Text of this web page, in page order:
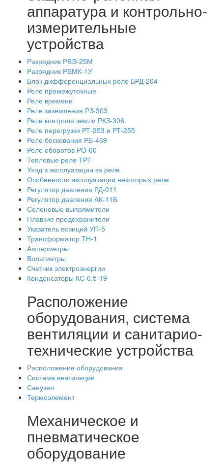
аппаратура и контрольно-
измерительные
устройства
Разрядник РВЭ-25М
Разрядник РВМК-1У
Блок дифференциальных реле БРД-204
Реле промежуточные
Реле времени
Реле заземления РЗ-303
Реле контроля земли РКЗ-306
Реле перегрузки РТ-253 и РТ-255
Реле боскования РБ-469
Реле оборотов РО-60
Тепловые реле ТРТ
Уход в эксплуатации за реле
Особенности эксплуатации некоторых реле
Регулятор давления РД-011
Регулятор давления АК-11Б
Селеновые выпрямители
Плавкие предохранители
Указатель позиций УП-5
Трансформатор ТН-1
Амперметры
Вольтметры
Счетчик электроэнергии
Конденсаторы КС-0,5-19
Расположение
оборудования, система
вентиляции и санитарио-
технические устройства
Расположение оборудования
Система вентиляции
Санузел
Термоэлемент
Механическое и
пневматическое
оборудование